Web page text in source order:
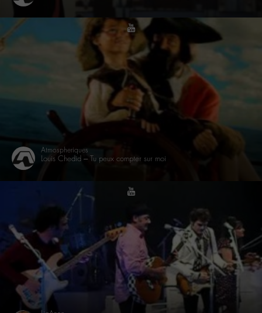
Atmospheriques
Louis Chedid – Tu peux compter sur moi
youtube
youtube